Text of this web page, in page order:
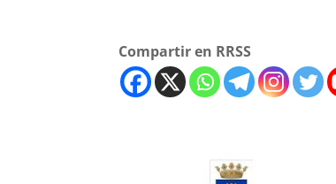
Compartir en RRSS